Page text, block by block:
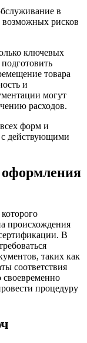
в
возможных рисков
ключевых
товара
и
могут
расходов.
форм и
с действующими
оформления
происхождения
В
таких как
соответствия
процедуру